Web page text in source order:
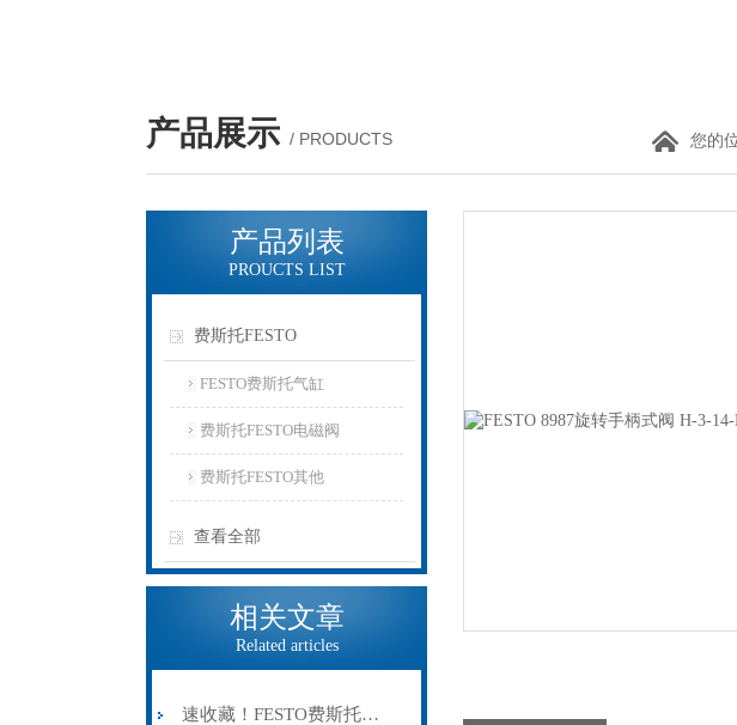
产品展示 / PRODUCTS 您的
产品列表
PROUCTS LIST
费斯托FESTO
FESTO费斯托气缸
费斯托FESTO电磁阀
费斯托FESTO其他
查看全部
相关文章
Related articles
速收藏！FESTO费斯托气缸常见故障的解决方法分享